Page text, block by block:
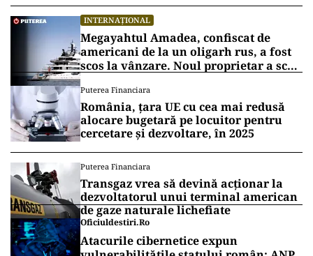
INTERNAȚIONAL
Megayahtul Amadea, confiscat de
americani de la un oligarh rus, a fost
scos la vânzare. Noul proprietar a scos
Puterea Financiara
România, țara UE cu cea mai redusă
alocare bugetară pe locuitor pentru
cercetare și dezvoltare, în 2025
Puterea Financiara
Transgaz vrea să devină acționar la
dezvoltatorul unui terminal american
de gaze naturale lichefiate
Oficiuldestiri.ro
Atacurile cibernetice expun